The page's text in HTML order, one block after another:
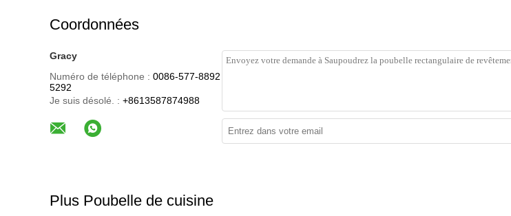
Coordonnées
Gracy
Numéro de téléphone : 0086-577-8892
5292
Je suis désolé. : +8613587874988
Plus Poubelle de cuisine